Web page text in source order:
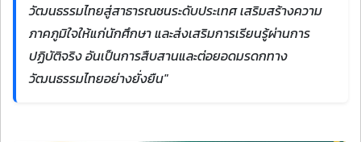
วัฒนธรรมไทยสู่สาธารณชนระดับประเทศ เสริมสร้างความ
ภาคภูมิใจให้แก่นักศึกษา และส่งเสริมการเรียนรู้ผ่านการ
ปฏิบัติจริง อันเป็นการสืบสานและต่อยอดมรดกทาง
วัฒนธรรมไทยอย่างยั่งยืน"